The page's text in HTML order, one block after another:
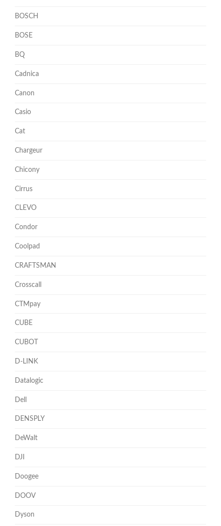
BOSCH
BOSE
BQ
Cadnica
Canon
Casio
Cat
Chargeur
Chicony
Cirrus
CLEVO
Condor
Coolpad
CRAFTSMAN
Crosscall
CTMpay
CUBE
CUBOT
D-LINK
Datalogic
Dell
DENSPLY
DeWalt
DJI
Doogee
DOOV
Dyson